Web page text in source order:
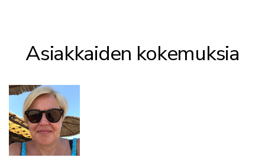
Asiakkaiden kokemuksia